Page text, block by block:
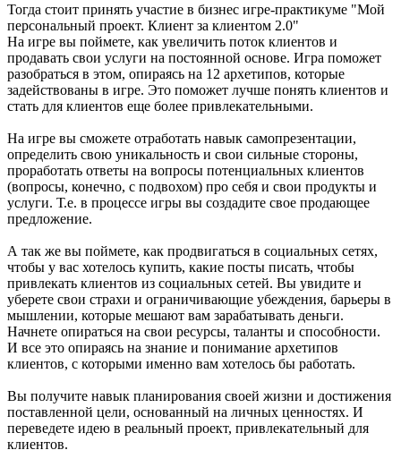
Тогда стоит принять участие в бизнес игре-практикуме "Мой
персональный проект. Клиент за клиентом 2.0"
На игре вы поймете, как увеличить поток клиентов и
продавать свои услуги на постоянной основе. Игра поможет
разобраться в этом, опираясь на 12 архетипов, которые
задействованы в игре. Это поможет лучше понять клиентов и
стать для клиентов еще более привлекательными.
На игре вы сможете отработать навык самопрезентации,
определить свою уникальность и свои сильные стороны,
проработать ответы на вопросы потенциальных клиентов
(вопросы, конечно, с подвохом) про себя и свои продукты и
услуги. Т.е. в процессе игры вы создадите свое продающее
предложение.
А так же вы поймете, как продвигаться в социальных сетях,
чтобы у вас хотелось купить, какие посты писать, чтобы
привлекать клиентов из социальных сетей. Вы увидите и
уберете свои страхи и ограничивающие убеждения, барьеры в
мышлении, которые мешают вам зарабатывать деньги.
Начнете опираться на свои ресурсы, таланты и способности.
И все это опираясь на знание и понимание архетипов
клиентов, с которыми именно вам хотелось бы работать.
Вы получите навык планирования своей жизни и достижения
поставленной цели, основанный на личных ценностях. И
переведете идею в реальный проект, привлекательный для
клиентов.